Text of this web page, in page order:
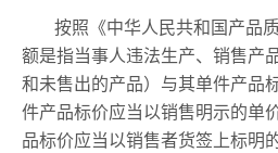
按照《中华人民共和国产品
额是指当事人违法生产、销售产
和未售出的产品）与其单件产品
件产品标价应当以销售明示的单
品标价应当以销售者货签上标明